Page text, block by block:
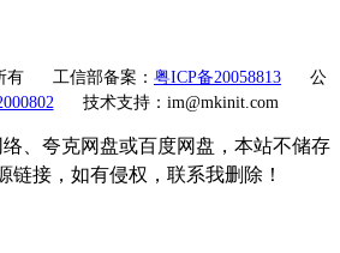
有 工信部备案： 粤ICP备20058813
公
技术支持：im@mkinit.com
、夸克网盘或百度网盘，本站不储存
链接，如有侵权，联系我删除！